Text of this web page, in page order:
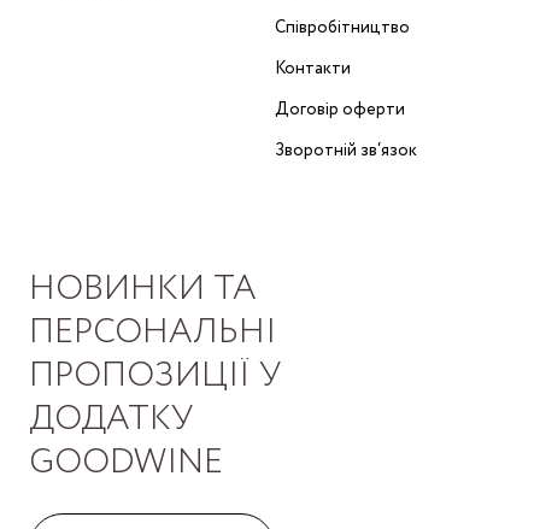
Співробітництво
Контакти
Договір оферти
Зворотній зв‘язок
НОВИНКИ ТА
ПЕРСОНАЛЬНІ
ПРОПОЗИЦІЇ У
ДОДАТКУ
GOODWINE